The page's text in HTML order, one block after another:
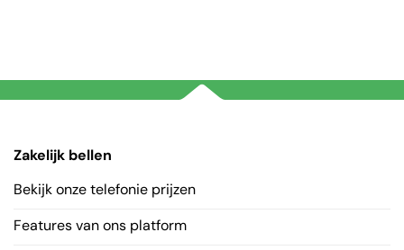
Zakelijk bellen
Bekijk onze telefonie prijzen
Features van ons platform